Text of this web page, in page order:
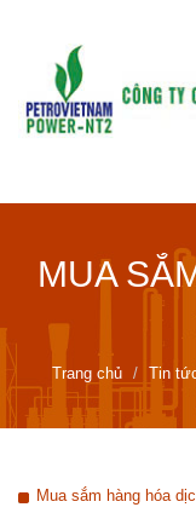
MUA
Trang chủ Tin
Mua sắm hàng hóa